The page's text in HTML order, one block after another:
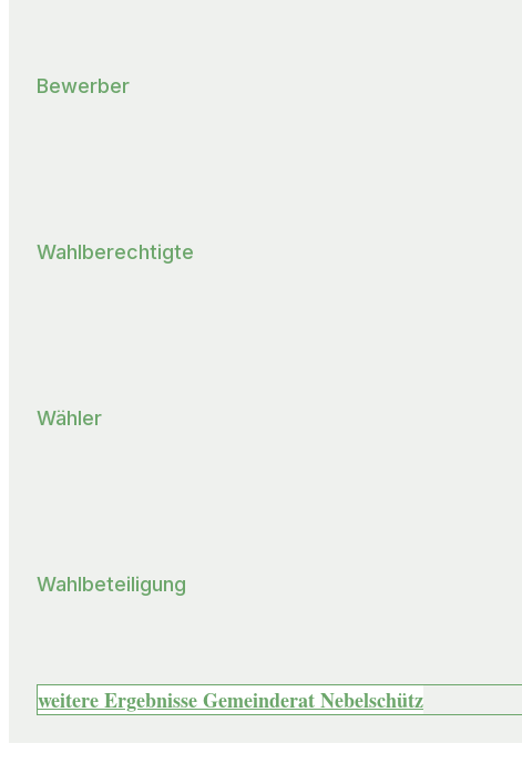
Bewerber
Wahlberechtigte
Wähler
Wahlbeteiligung
weitere Ergebnisse Gemeinderat Nebelschütz